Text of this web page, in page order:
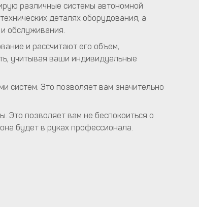
различные системы автономной
деталях оборудования, а
обслуживания.
и рассчитают его объем,
учитывая ваши индивидуальные
систем. Это позволяет вам значительно
Это позволяет вам не беспокоиться о
будет в руках профессионала.